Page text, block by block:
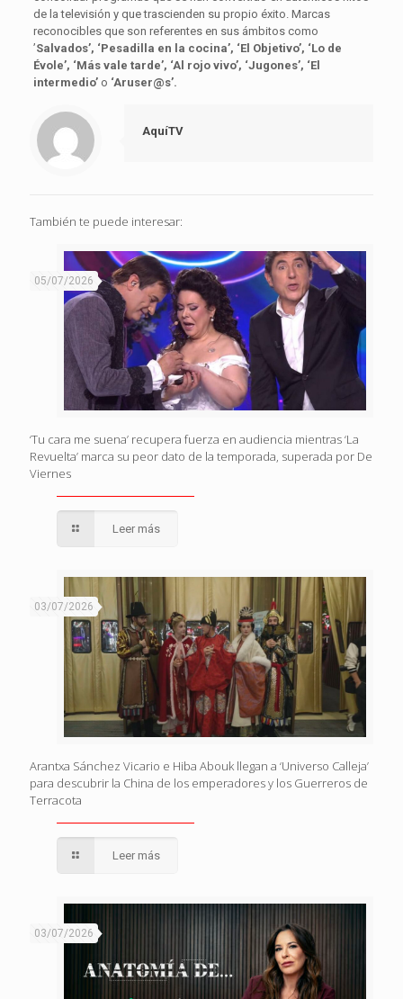
de la televisión y que trascienden su propio éxito. Marcas
reconocibles que son referentes en sus ámbitos como
’Salvados’, ‘Pesadilla en la cocina’, ‘El Objetivo’, ‘Lo de
Évole’, ‘Más vale tarde’, ‘Al rojo vivo’, ‘Jugones’, ‘El
intermedio’o ‘Aruser@s’.
AquíTV
También te puede interesar:
05/07/2026
‘Tu cara me suena’ recupera fuerza en audiencia mientras ‘La
Revuelta’ marca su peor dato de la temporada, superada por De
Viernes
Leer más
03/07/2026
Arantxa Sánchez Vicario e Hiba Abouk llegan a ‘Universo Calleja’
para descubrir la China de los emperadores y los Guerreros de
Terracota
Leer más
03/07/2026